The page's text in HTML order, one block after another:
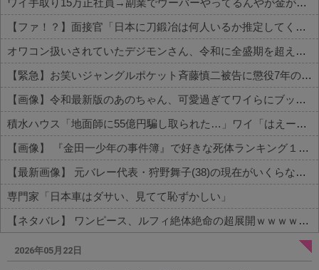
ワイ手取り15万正社員→副業でウーバーやってるんやが金がない
【ファ！？】面接官「日本に刀鍛冶は何人いるか推定してください」 俺「188人です」 面接官「どういう風に考えましたか？」 俺「知ってました」→この後『こう』なったんだがマジで納得いかない！！！！！
オワコン扱いされていたデジモンさん、令和に全盛期を超える利益を生み出していた
【緊急】お笑いジャングルポケット斉藤慎二被告に懲役7年の求刑←これ…
【画像】令和最新版のあのちゃん、可愛過ぎてワイらにブッ刺さりまくりw w w w w w
積水ハウス「地面師に55億円騙し取られた…」ワイ「はえーかわいそう…会社滅茶苦茶やろなぁ」→
【画像】 『金田一少年の事件簿』で好きな死体ランキング１位がこちら！
【最新画像】 元バレー代表・狩野舞子(38)の現在がいくらなんでも即ハボすぎる！
専門家「日本車はダサい、見てて恥ずかしい」
【ネタバレ】 ワンピース、ルフィ絶体絶命の超展開ｗｗｗｗｗｗｗｗｗｗｗｗｗｗｗｗｗｗｗｗｗｗｗｗｗｗｗｗｗｗｗｗｗｗｗｗｗｗｗｗｗｗｗｗｗ...
Powered by livedoor 相互RSS
2026年05月22日